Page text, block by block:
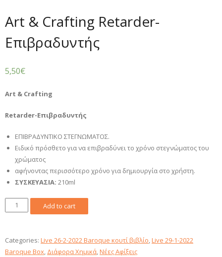
Art & Crafting Retarder-
Επιβραδυντής
5,50€
Art & Crafting
Retarder-Επιβραδυντής
ΕΠΙΒΡΑΔΥΝΤΙΚΟ ΣΤΕΓΝΩΜΑΤΟΣ.
Ειδικό πρόσθετο για να επιβραδύνει το χρόνο στεγνώματος του
χρώματος
αφήνοντας περισσότερο χρόνο για δημιουργία στο χρήστη.
ΣΥΣΚΕΥΑΣΙA: 210ml
&
Retarder-
Επιβραδυντής
Add to cart
Categories: Live 26-2-2022 Baroque κουτί βιβλίο,Live 29-1-2022
Baroque Box, Διάφορα Χημικά,Νέες Αφίξεις